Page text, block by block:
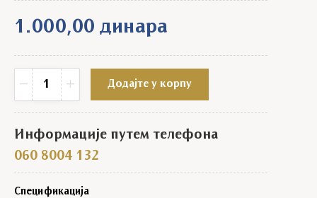
1.000,00динара
−
Значење имена Милан quantity
+ Додајте у корпу
Информације путем телефона
060 8004 132
Спецификација